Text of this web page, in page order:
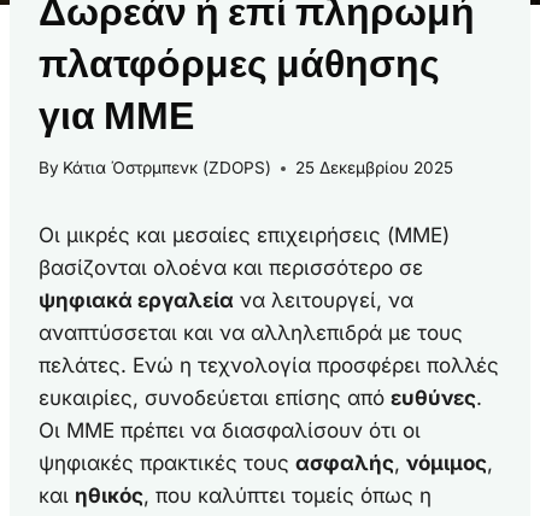
Δωρεάν ή επί πληρωμή
πλατφόρμες μάθησης
για ΜΜΕ
By Κάτια Όστρμπενκ (ZDOPS) 25 Δεκεμβρίου 2025
Οι μικρές και μεσαίες επιχειρήσεις (ΜΜΕ)
βασίζονται ολοένα και περισσότερο σε
ψηφιακά εργαλεία να λειτουργεί, να
αναπτύσσεται και να αλληλεπιδρά με τους
πελάτες. Ενώ η τεχνολογία προσφέρει πολλές
ευκαιρίες, συνοδεύεται επίσης από ευθύνες.
Οι ΜΜΕ πρέπει να διασφαλίσουν ότι οι
ψηφιακές πρακτικές τους ασφαλής, νόμιμος,
και ηθικός, που καλύπτει τομείς όπως η